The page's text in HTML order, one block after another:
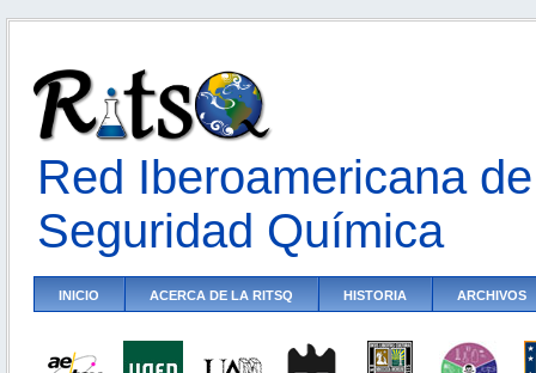
Red Iberoamericana
Seguridad Química
INICIO ACERCA DE LA RITSQ HISTORIA ARCHIVOS